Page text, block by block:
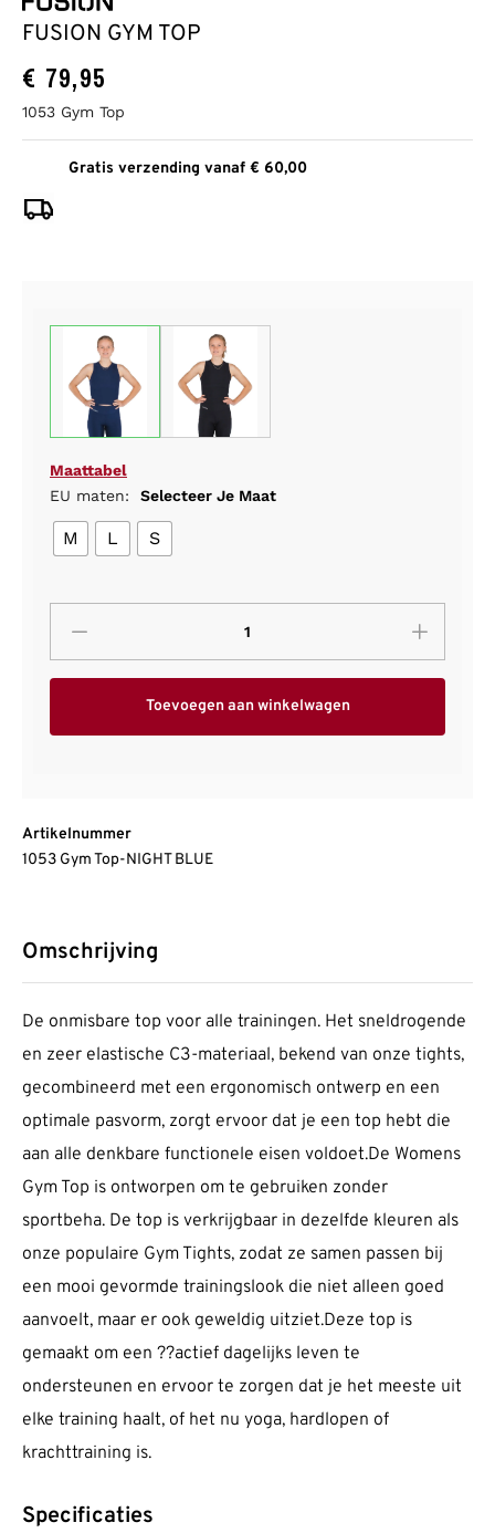
FUSION GYM TOP
€ 79,95
1053 Gym Top
Gratis verzending vanaf € 60,00
Maattabel
EU maten:
Selecteer Je Maat
M L S
Toevoegen aan winkelwagen
Artikelnummer
1053 Gym Top-NIGHT BLUE
Omschrijving
De onmisbare top voor alle trainingen. Het sneldrogende
en zeer elastische C3-materiaal, bekend van onze tights,
gecombineerd met een ergonomisch ontwerp en een
optimale pasvorm, zorgt ervoor dat je een top hebt die
aan alle denkbare functionele eisen voldoet.De Womens
Gym Top is ontworpen om te gebruiken zonder
sportbeha. De top is verkrijgbaar in dezelfde kleuren als
onze populaire Gym Tights, zodat ze samen passen bij
een mooi gevormde trainingslook die niet alleen goed
aanvoelt, maar er ook geweldig uitziet.Deze top is
gemaakt om een ??actief dagelijks leven te
ondersteunen en ervoor te zorgen dat je het meeste uit
elke training haalt, of het nu yoga, hardlopen of
krachttraining is.
Specificaties